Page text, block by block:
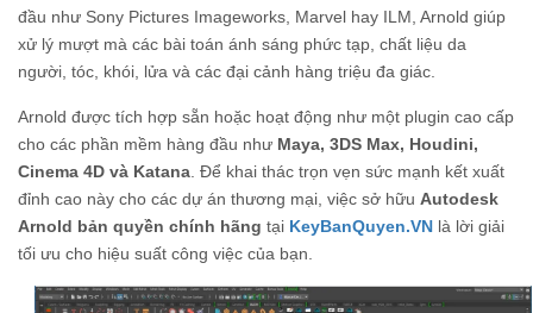
đầu như Sony Pictures Imageworks, Marvel hay ILM, Arnold giúp
xử lý mượt mà các bài toán ánh sáng phức tạp, chất liệu da
người, tóc, khói, lửa và các đại cảnh hàng triệu đa giác.
Arnold được tích hợp sẵn hoặc hoạt động như một plugin cao cấp
cho các phần mềm hàng đầu như Maya, 3DS Max, Houdini,
Cinema 4D và Katana . Để khai thác trọn vẹn sức mạnh kết xuất
đỉnh cao này cho các dự án thương mại, việc sở hữu Autodesk
Arnold bản quyền chính hãng tại KeyBanQuyen.VN là lời giải
tối ưu cho hiệu suất công việc của bạn.